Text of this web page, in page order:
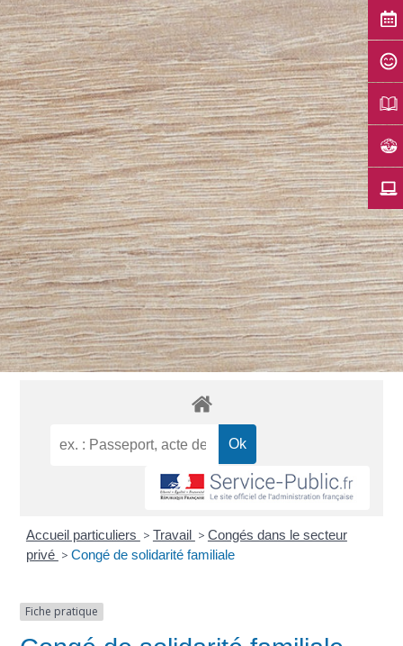
Accueil particuliers > Travail > Congés dans le secteur
privé > Congé de solidarité familiale
Fiche pratique